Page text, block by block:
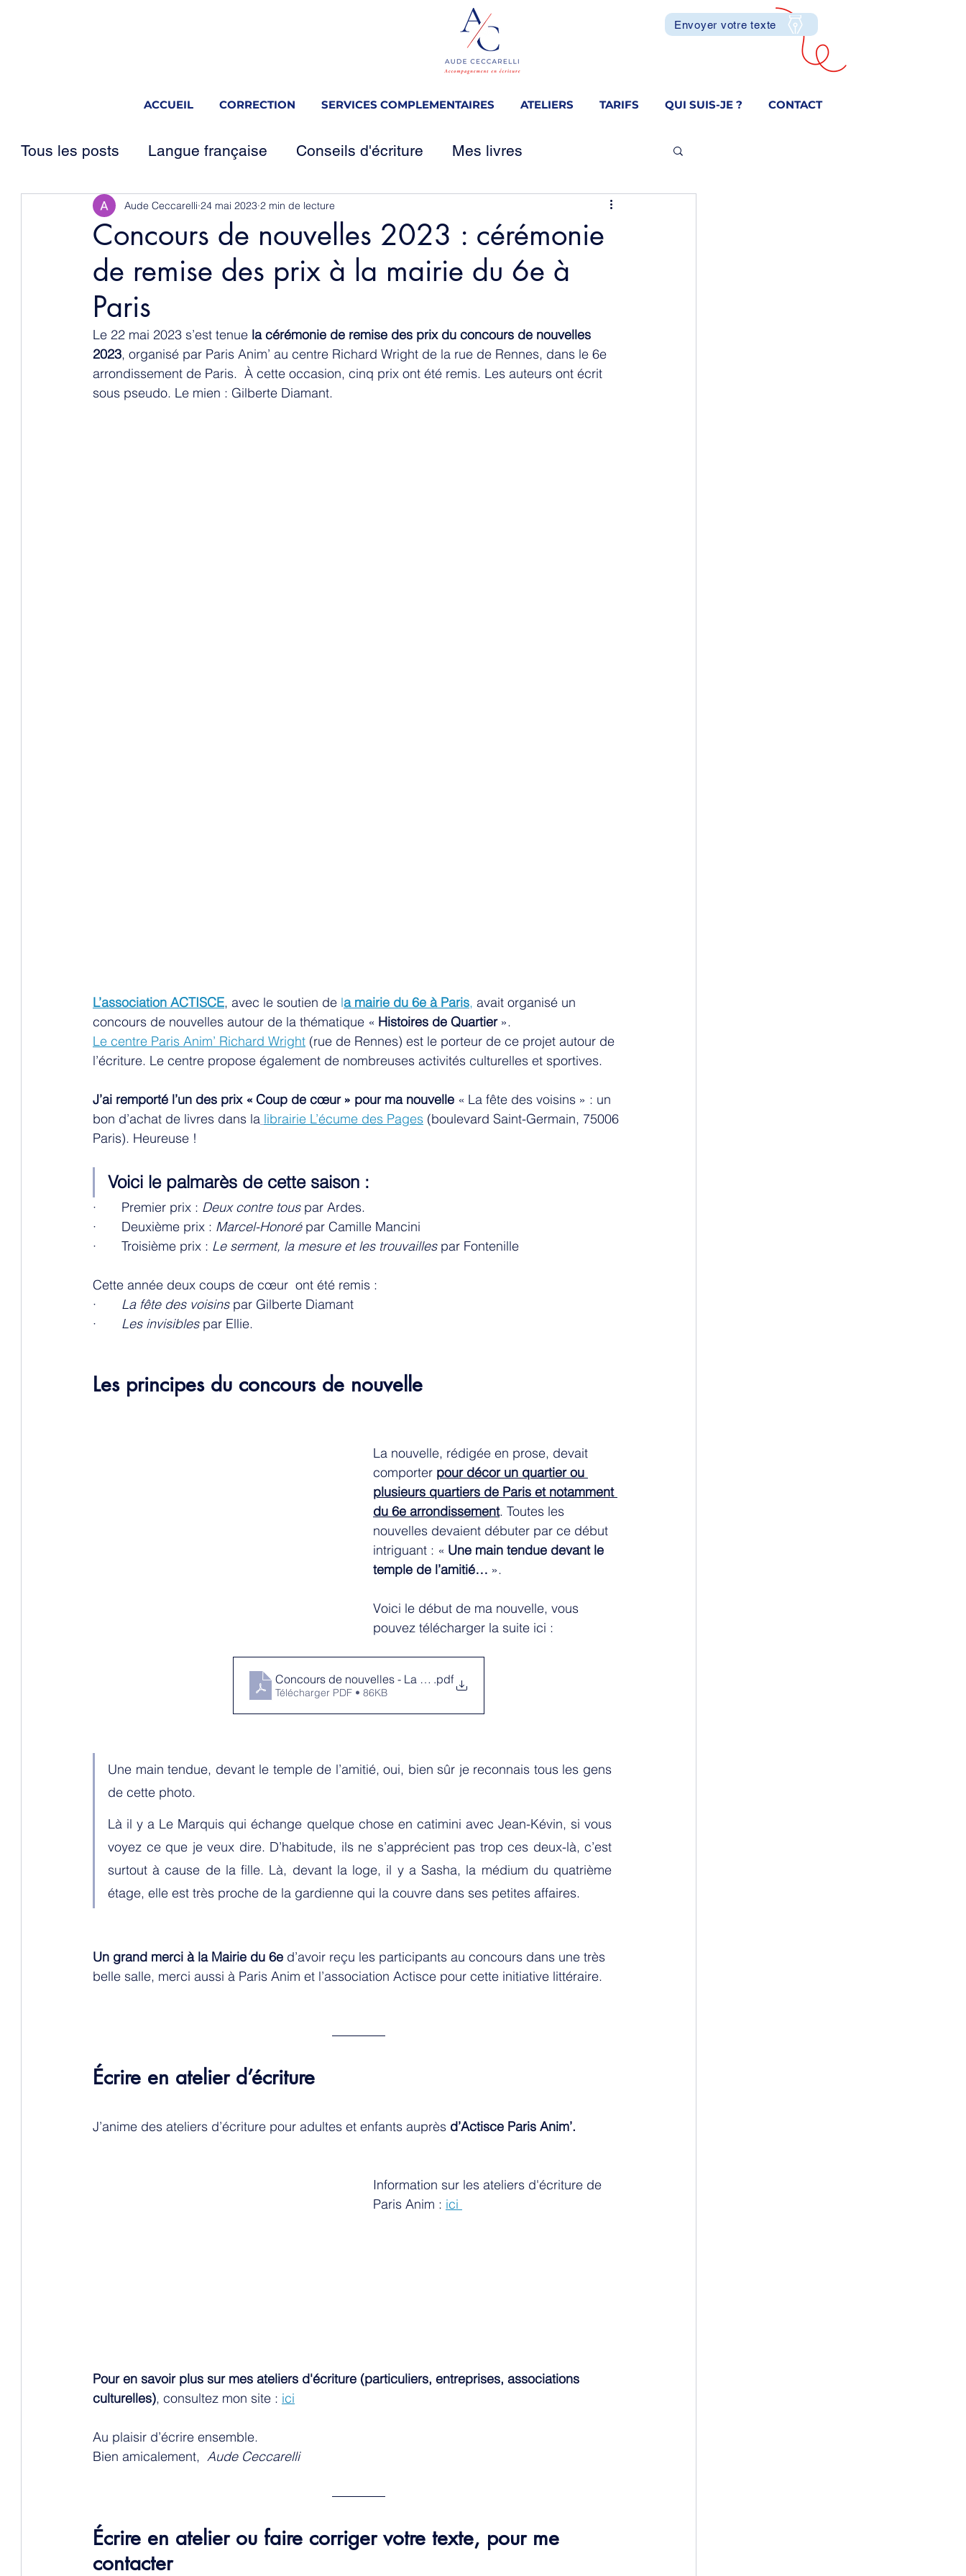
Envoyer votre texte
ACCUEIL CORRECTION SERVICES COMPLEMENTAIRES ATELIERS TARIFS QUI SUIS-JE ? CONTACT
Tous les posts Langue française Conseils d'écriture Mes livres
Mots d'auteurs autopubliés Ateliers d'écriture
Concours de nouvelles 2023 : cérémonie
de remise des prix à la mairie du 6e à
Paris
Aude Ceccarelli 24 mai 2023 2 min de lecture
Le 22 mai 2023 s’est tenue la cérémonie de remise des prix du concours de nouvelles
2023, organisé par Paris Anim’ au centre Richard Wright de la rue de Rennes, dans le 6e
arrondissement de Paris.  À cette occasion, cinq prix ont été remis. Les auteurs ont écrit
sous pseudo. Le mien : Gilberte Diamant.
L’association ACTISCE, avec le soutien de la mairie du 6e à Paris, avait organisé un
concours de nouvelles autour de la thématique « Histoires de Quartier ».
Le centre Paris Anim’ Richard Wright (rue de Rennes) est le porteur de ce projet autour de
l’écriture. Le centre propose également de nombreuses activités culturelles et sportives.
J’ai remporté l’un des prix « Coup de cœur » pour ma nouvelle « La fête des voisins » : un
bon d’achat de livres dans la librairie L’écume des Pages (boulevard Saint-Germain, 75006
Paris). Heureuse !
Voici le palmarès de cette saison :
·       Premier prix : Deux contre tous par Ardes.
·       Deuxième prix : Marcel-Honoré par Camille Mancini
·       Troisième prix : Le serment, la mesure et les trouvailles par Fontenille
Cette année deux coups de cœur  ont été remis :
·
La fête des voisins par Gilberte Diamant
·
Les invisibles par Ellie.
Les principes du concours de nouvelle
La nouvelle, rédigée en prose, devait
comporter pour décor un quartier ou
plusieurs quartiers de Paris et notamment
du 6e arrondissement. Toutes les
nouvelles devaient débuter par ce début
intriguant : « Une main tendue devant le
temple de l’amitié… ».
Voici le début de ma nouvelle, vous
pouvez télécharger la suite ici :
Concours de nouvelles - La fête des voisins - Mai 2023
.pdf
Télécharger PDF • 86KB
Une main tendue, devant le temple de l’amitié, oui, bien sûr je reconnais tous les gens
de cette photo.
Là il y a Le Marquis qui échange quelque chose en catimini avec Jean-Kévin, si vous
voyez ce que je veux dire. D’habitude, ils ne s’apprécient pas trop ces deux-là, c’est
surtout à cause de la fille. Là, devant la loge, il y a Sasha, la médium du quatrième
étage, elle est très proche de la gardienne qui la couvre dans ses petites affaires.
Un grand merci à la Mairie du 6e d’avoir reçu les participants au concours dans une très
belle salle, merci aussi à Paris Anim et l’association Actisce pour cette initiative littéraire.
Écrire en atelier d’écriture
J’anime des ateliers d’écriture pour adultes et enfants auprès d’Actisce Paris Anim’.
Information sur les ateliers d'écriture de
Paris Anim : ici
Pour en savoir plus sur mes ateliers d'écriture (particuliers, entreprises, associations
culturelles), consultez mon site : ici
Au plaisir d’écrire ensemble.
Bien amicalement, Aude Ceccarelli
Écrire en atelier ou faire corriger votre texte, pour me
contacter